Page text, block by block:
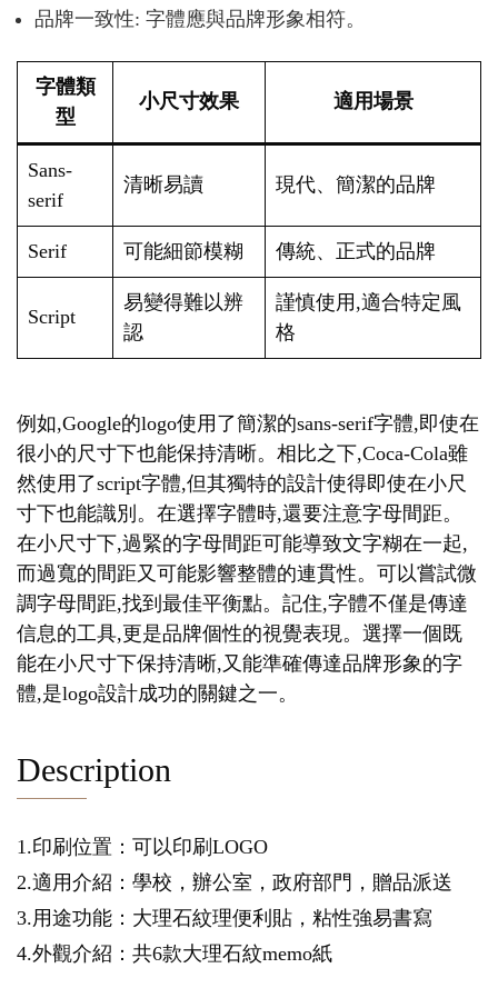
品牌一致性: 字體應與品牌形象相符。
字體類
型
小尺寸效果 適用場景
Sans-
serif
清晰易讀 現代、簡潔的品牌
Serif 可能細節模糊 傳統、正式的品牌
Script
易變得難以辨
認
謹慎使用,適合特定風
格
例如,Google的logo使用了簡潔的sans-serif字體,即使在
很小的尺寸下也能保持清晰。相比之下,Coca-Cola雖
然使用了script字體,但其獨特的設計使得即使在小尺
寸下也能識別。在選擇字體時,還要注意字母間距。
在小尺寸下,過緊的字母間距可能導致文字糊在一起,
而過寬的間距又可能影響整體的連貫性。可以嘗試微
調字母間距,找到最佳平衡點。記住,字體不僅是傳達
信息的工具,更是品牌個性的視覺表現。選擇一個既
能在小尺寸下保持清晰,又能準確傳達品牌形象的字
體,是logo設計成功的關鍵之一。
Description
1.印刷位置：可以印刷LOGO
2.適用介紹：學校，辦公室，政府部門，贈品派送
3.用途功能：大理石紋理便利貼，粘性強易書寫
4.外觀介紹：共6款大理石紋memo紙